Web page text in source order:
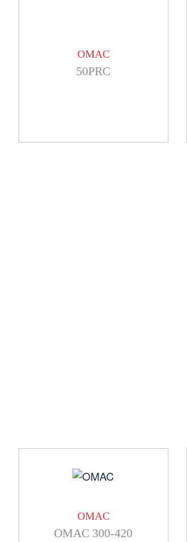
OMAC
50PRC
OMAC
OMAC 300-420